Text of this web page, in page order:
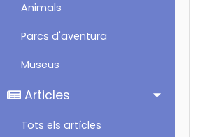
Animals
Parcs d'aventura
Museus
Articles
Tots els artícles